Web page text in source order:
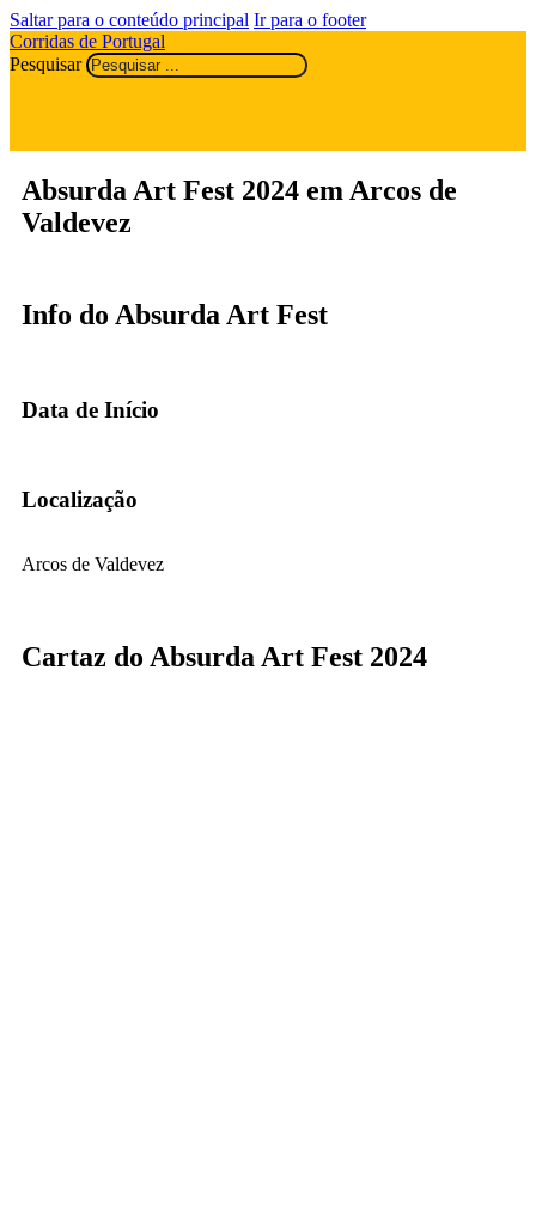
Saltar para o conteúdo principal Ir para o footer
Corridas de Portugal
Pesquisar
Absurda Art Fest 2024 em Arcos de
Valdevez
Info do Absurda Art Fest
Data de Início
Localização
Arcos de Valdevez
Cartaz do Absurda Art Fest 2024